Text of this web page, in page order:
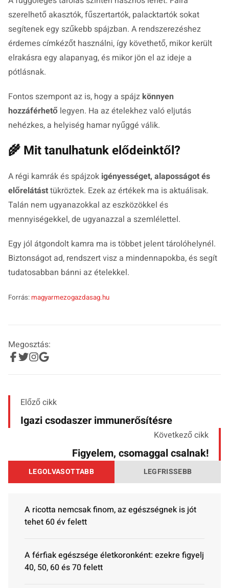
szerelhető akasztók, fűszertartók, palacktartók sokat
segítenek egy szűkebb spájzban. A rendszerezéshez
érdemes címkézőt használni, így követhető, mikor került
elrakásra egy alapanyag, és mikor jön el az ideje a
pótlásnak.
Fontos szempont az is, hogy a spájz könnyen
hozzáférhető legyen. Ha az ételekhez való eljutás
nehézkes, a helyiség hamar nyűggé válik.
🌾 Mit tanulhatunk elődeinktől?
A régi kamrák és spájzok igényességet, alaposságot és
előrelátásttükröztek. Ezek az értékek ma is aktuálisak.
Talán nem ugyanazokkal az eszközökkel és
mennyiségekkel, de ugyanazzal a szemlélettel.
Egy jól átgondolt kamra ma is többet jelent tárolóhelynél.
Biztonságot ad, rendszert visz a mindennapokba, és segít
tudatosabban bánni az ételekkel.
Forrás: magyarmezogazdasag.hu
Megosztás:
Előző cikk
Igazi csodaszer immunerősítésre
Következő cikk
Figyelem, csomaggal csalnak!
LEGOLVASOTTABB LEGFRISSEBB
A ricotta nemcsak finom, az egészségnek is jót
tehet 60 év felett
A férfiak egészsége életkoronként: ezekre figyelj
40, 50, 60 és 70 felett